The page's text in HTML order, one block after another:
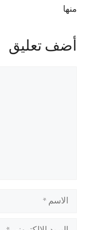
منها
أضف تعليق
الاسم
البريد